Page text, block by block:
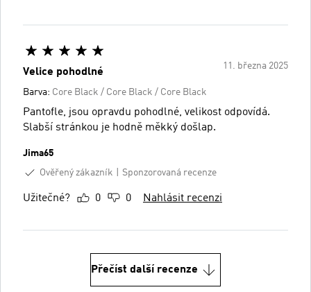
11. března 2025
Velice pohodlné
Barva: Core Black / Core Black / Core Black
Pantofle, jsou opravdu pohodlné, velikost odpovídá.
Slabší stránkou je hodně měkký došlap.
Jima65
Ověřený zákazník
Sponzorovaná recenze
Užitečné? 0 0 Nahlásit recenzi
Přečíst další recenze